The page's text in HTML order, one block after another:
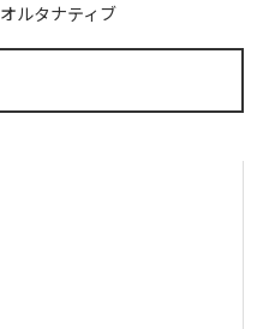
オルタナティブ